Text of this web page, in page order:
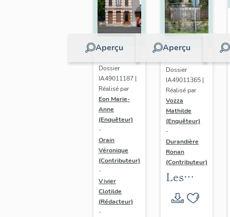
Aperçu
Dossier
IA49011187 |
Réalisé par
Eon Marie-
Anne
(Enquêteur)
-
Orain
Véronique
(Contributeur)
-
Vivier
Clotilde
(Rédacteur)
-
Aperçu
Dossier
IA49011365 |
Réalisé par
Vozza
Mathilde
(Enquêteur)
-
Durandière
Ronan
(Contributeur)
Les
croix